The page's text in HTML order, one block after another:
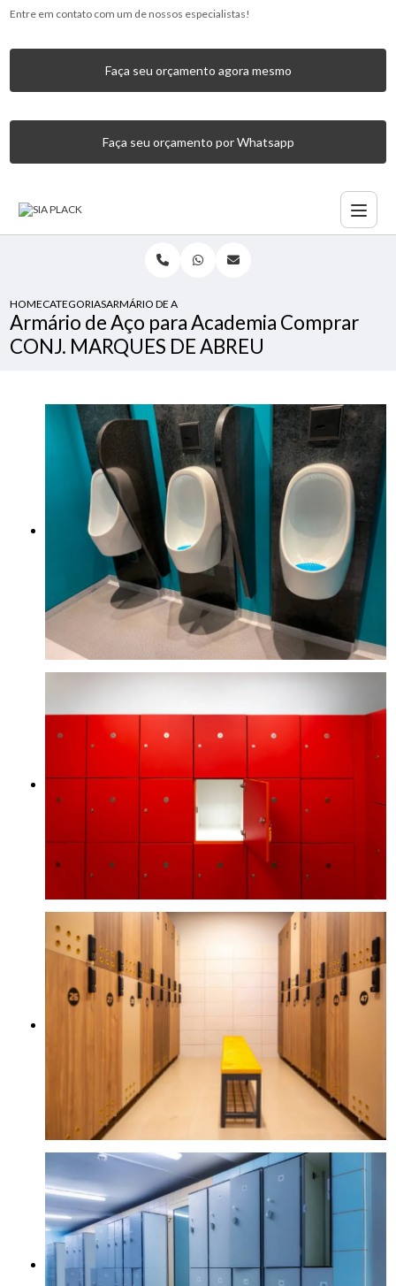
Entre em contato com um de nossos especialistas!
Faça seu orçamento agora mesmo
Faça seu orçamento por Whatsapp
HOMECATEGORIASARMÁRIO DE AÇO PARA ACADEMIA COMPRAR CONJ.
Armário de Aço para Academia Comprar
CONJ. MARQUES DE ABREU